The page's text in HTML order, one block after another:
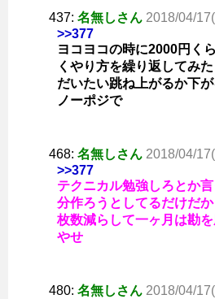
437: 名無しさん 2018/04/
>>377
ヨコヨコの時に2000円く
くやり方を繰り返してみた
だいたい跳ね上がるか下
ノーポジで
468: 名無しさん 2018/04/
>>377
テクニカル勉強しろとか
分作ろうとしてるだけだ
枚数減らして一ヶ月は勘
やせ
480: 名無しさん 2018/04/